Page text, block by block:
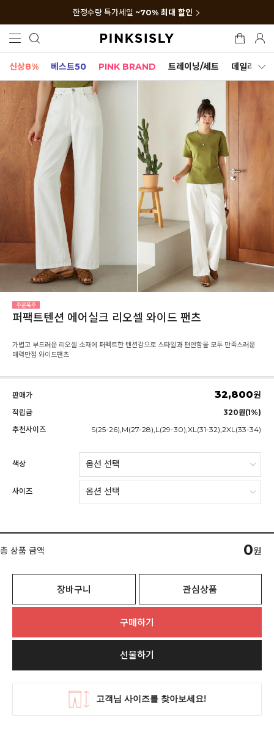
한정수량 특가세일 ~70% 최대 할인
신상8% 베스트50 PINK BRAND 트레이닝/세트 데일리세트
퍼팩트텐션 에어실크 리오셀 와이드 팬츠
가볍고 부드러운 리오셀 소재에 퍼펙트한 텐션감으로 스타일과 편안함을 모두 만족스러운
매력만점 와이드팬츠
판매가 32,800원
적립금
320원(1%)
추천사이즈
S(25-26),M(27-28),L(29-30),XL(31-32),2XL(33-34)
색상
사이즈
총 상품 금액 0원
장바구니 관심상품
구매하기
선물하기